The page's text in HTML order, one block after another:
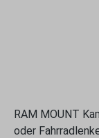
RAM MOUNT
oder